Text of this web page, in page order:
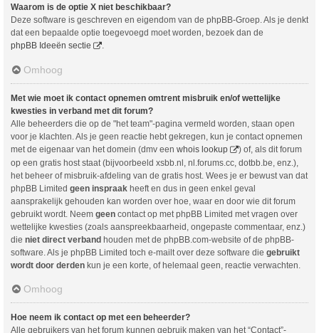
Waarom is de optie X niet beschikbaar?
Deze software is geschreven en eigendom van de phpBB-Groep. Als je denkt
dat een bepaalde optie toegevoegd moet worden, bezoek dan de
phpBB Ideeën sectie
.
Omhoog
Met wie moet ik contact opnemen omtrent misbruik en/of wettelijke
kwesties in verband met dit forum?
Alle beheerders die op de "het team"-pagina vermeld worden, staan open
voor je klachten. Als je geen reactie hebt gekregen, kun je contact opnemen
met de eigenaar van het domein (dmv een whois lookup
) of, als dit forum
op een gratis host staat (bijvoorbeeld xsbb.nl, nl.forums.cc, dotbb.be, enz.),
het beheer of misbruik-afdeling van de gratis host. Wees je er bewust van dat
phpBB Limited geen inspraak heeft en dus in geen enkel geval
aansprakelijk gehouden kan worden over hoe, waar en door wie dit forum
gebruikt wordt. Neem geen contact op met phpBB Limited met vragen over
wettelijke kwesties (zoals aanspreekbaarheid, ongepaste commentaar, enz.)
die niet direct verband houden met de phpBB.com-website of de phpBB-
software. Als je phpBB Limited toch e-mailt over deze software die gebruikt
wordt door derden kun je een korte, of helemaal geen, reactie verwachten.
Omhoog
Hoe neem ik contact op met een beheerder?
Alle gebruikers van het forum kunnen gebruik maken van het “Contact”-